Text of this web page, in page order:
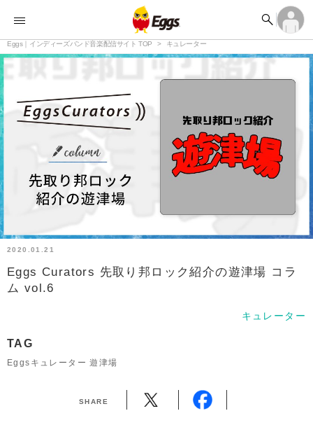


ランキング 
記事 
タイムライン 
ライブ情報 

ログイン
アカウント登録
ログイン
アカウント登録
Eggs｜インディーズバンド音楽配信サイト TOP キュレーター
2020.01.21
Eggs Curators 先取り邦ロック紹介の遊津場 コラ
ム vol.6
キュレーター
TAG
Eggsキュレーター 遊津場
SHARE